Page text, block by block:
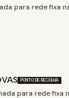
para rede fixa
PONTO DE RECOLHA
para rede fixa